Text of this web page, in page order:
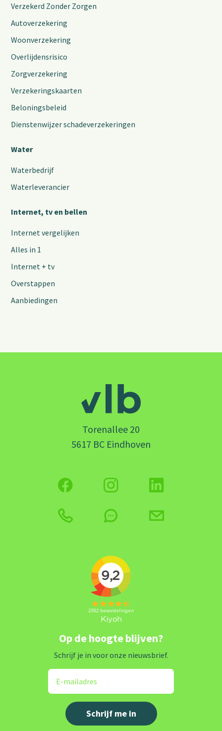
Verzekerd Zonder Zorgen
Autoverzekering
Woonverzekering
Overlijdensrisico
Zorgverzekering
Verzekeringskaarten
Beloningsbeleid
Dienstenwijzer schadeverzekeringen
Water
Waterbedrijf
Waterleverancier
Internet, tv en bellen
Internet vergelijken
Alles in 1
Internet + tv
Overstappen
Aanbiedingen
Torenallee 20
5617 BC Eindhoven
Op de hoogte blijven?
Schrijf je in voor onze nieuwsbrief.